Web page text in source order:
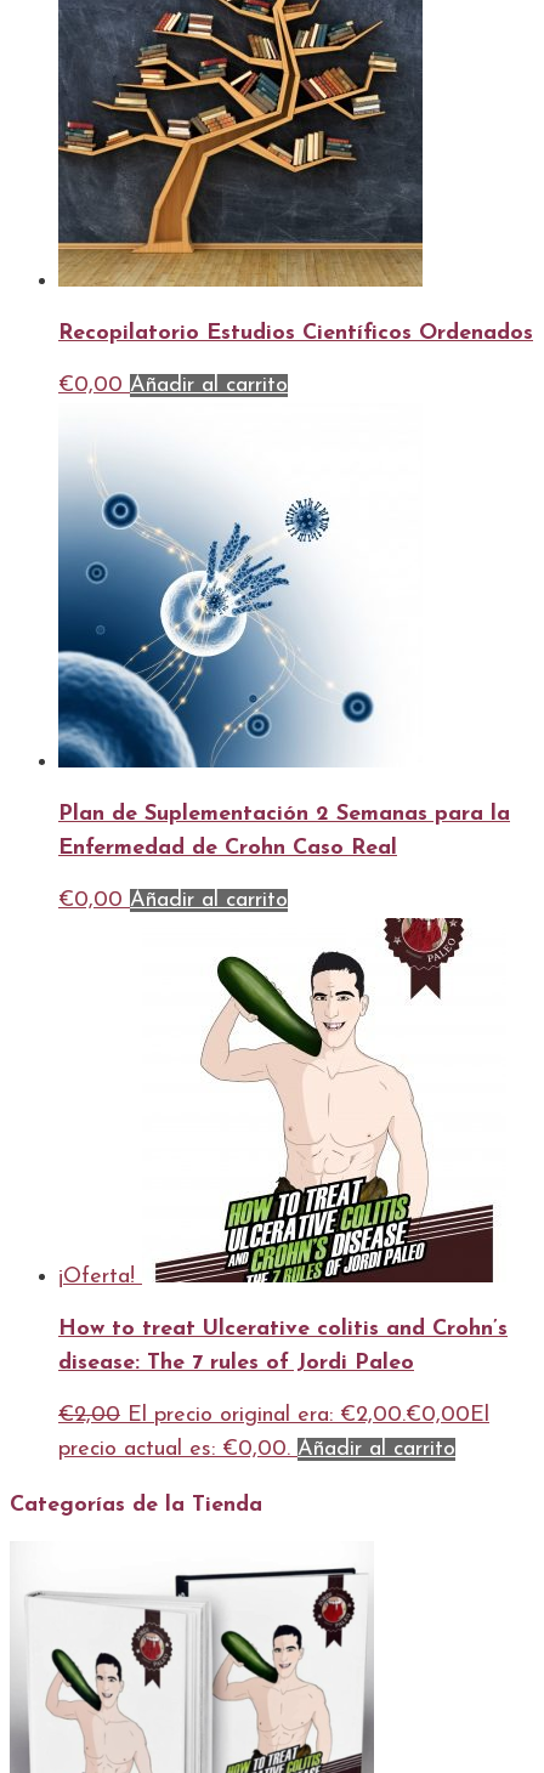
Recopilatorio Estudios Científicos Ordenados
€0,00 Añadir al carrito
Plan de Suplementación 2 Semanas para la
Enfermedad de Crohn Caso Real
€0,00 Añadir al carrito
¡Oferta!
How to treat Ulcerative colitis and Crohn’s
disease: The 7 rules of Jordi Paleo
€2,00 El precio original era: €2,00.€0,00 El
precio actual es: €0,00. Añadir al carrito
Categorías de la Tienda